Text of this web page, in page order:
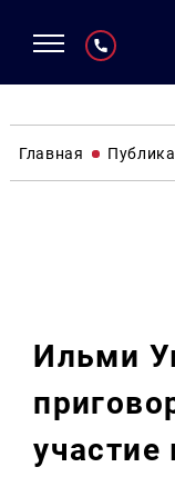
Главная
Ильми
участие